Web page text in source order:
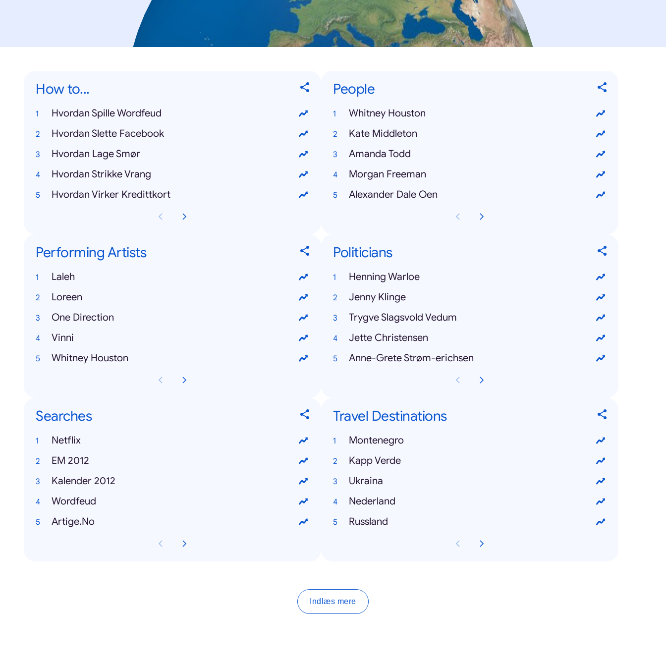
How to...
Hvordan Spille Wordfeud
Hvordan Slette Facebook
Hvordan Lage Smør
Hvordan Strikke Vrang
Hvordan Virker Kredittkort
People
Whitney Houston
Kate Middleton
Amanda Todd
Morgan Freeman
Alexander Dale Oen
Performing Artists
Laleh
Loreen
One Direction
Vinni
Whitney Houston
Politicians
Henning Warloe
Jenny Klinge
Trygve Slagsvold Vedum
Jette Christensen
Anne-Grete Strøm-erichsen
Searches
Netflix
EM 2012
Kalender 2012
Wordfeud
Artige.No
Travel Destinations
Montenegro
Kapp Verde
Ukraina
Nederland
Russland
Indlæs mere